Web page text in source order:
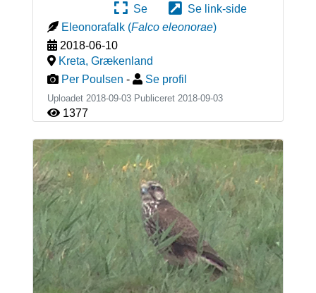
Se
Se link-side
Eleonorafalk (Falco eleonorae)
2018-06-10
Kreta, Grækenland
Per Poulsen - Se profil
Uploadet 2018-09-03 Publiceret 2018-09-03
1377